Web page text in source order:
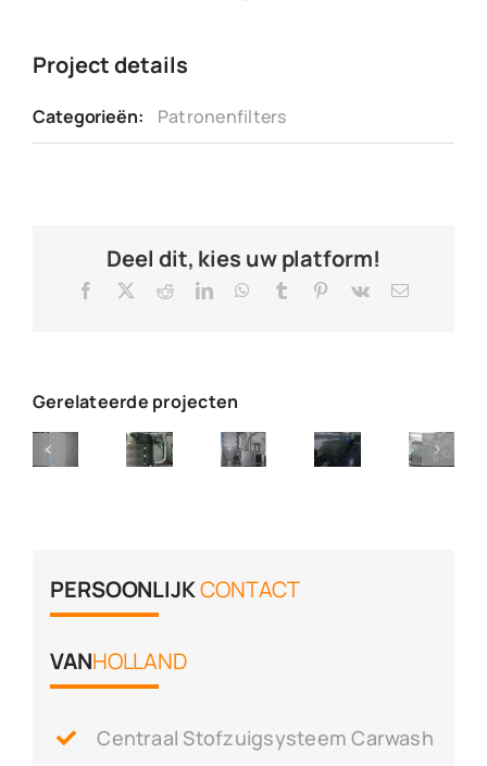
Project details
Categorieën: Patronenfilters
Deel dit, kies uw platform!
Facebook RedditLinkedInWhatsApp
Tumblr Pinterest
Vk
E-
Gerelateerde projecten
PERSOONLIJKCONTACT
VANHOLLAND
Centraal Stofzuigsysteem Carwash